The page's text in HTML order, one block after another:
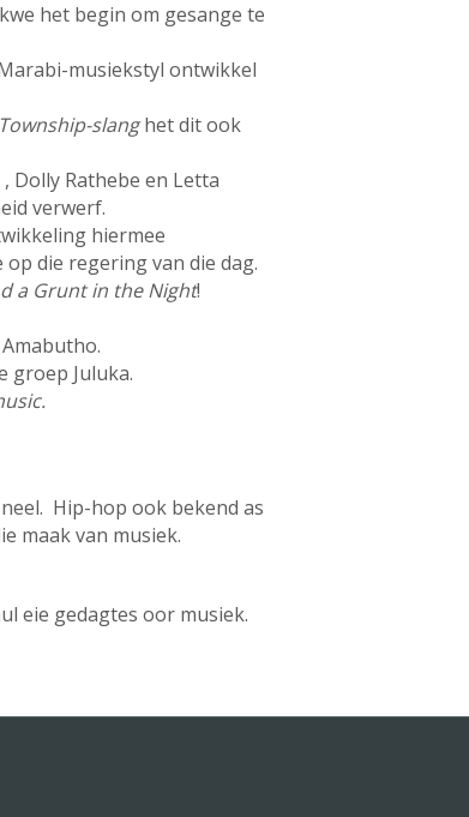
het begin om gesange te
musiekstyl ontwikkel
Township-slanghet dit ook
Dolly Rathebe en Letta
verwerf.
hiermee
die regering van die dag.
a Grunt in the Night!
groep Juluka.
Hip-hop ook bekend as
maak van musiek.
eie gedagtes oor musiek.